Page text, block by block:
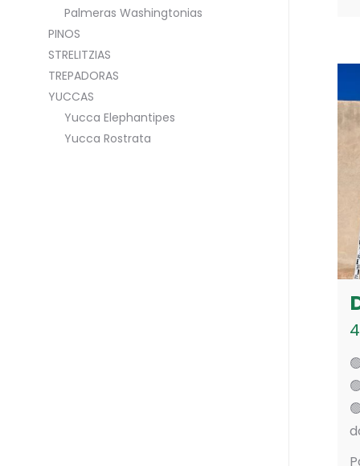
Palmeras Washingtonias
PINOS
STRELITZIAS
TREPADORAS
YUCCAS
Yucca Elephantipes
Yucca Rostrata